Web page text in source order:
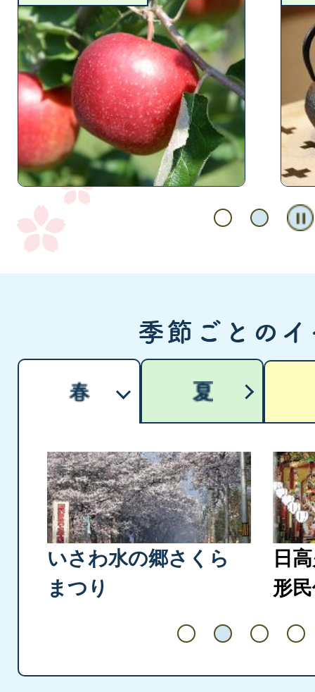
枚
目
の
ス
ラ
イ
ド
枚
ス
ラ
イ
ド
春
3
枚
目
の
ス
ド
いさわ水の郷さくら
まつり
4
枚
目
の
ス
イ
ド
日
形